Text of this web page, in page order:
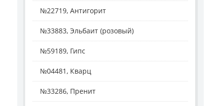
№22719, Антигорит
№33883, Эльбаит (розовый)
№59189, Гипс
№04481, Кварц
№33286, Пренит